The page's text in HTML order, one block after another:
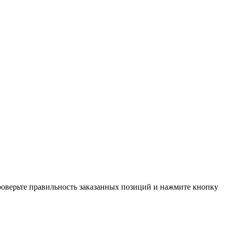
правильность заказанных позиций и нажмите кнопку